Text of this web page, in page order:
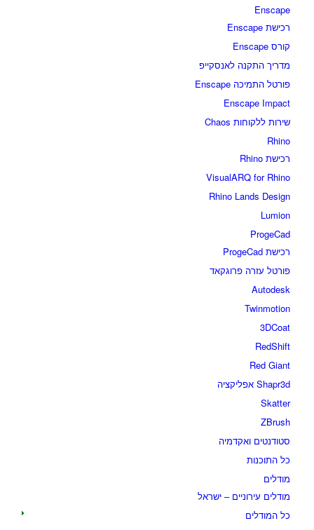
Enscape
רכישת Enscape
קורס Enscape
מדריך התקנה לאנסקייפ
פורטל התמיכה Enscape
Enscape Impact
שירות ללקוחות Chaos
Rhino
רכישת Rhino
VisualARQ for Rhino
Rhino Lands Design
Lumion
ProgeCad
רכישת ProgeCad
פורטל עזרה פרוגקאד
Autodesk
Twinmotion
3DCoat
RedShift
Red Giant
Shapr3d אפליקציה
Skatter
ZBrush
סטודנטים ואקדמיה
כל התוכנות
מודלים
מודלים עירוניים – ישראל
כל המודלים